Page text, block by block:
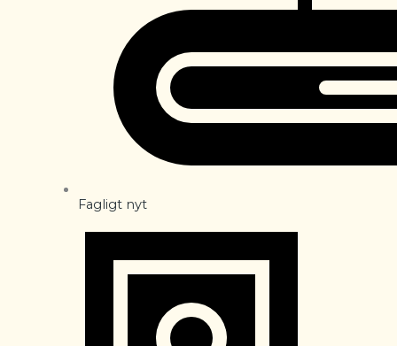
Fagligt nyt